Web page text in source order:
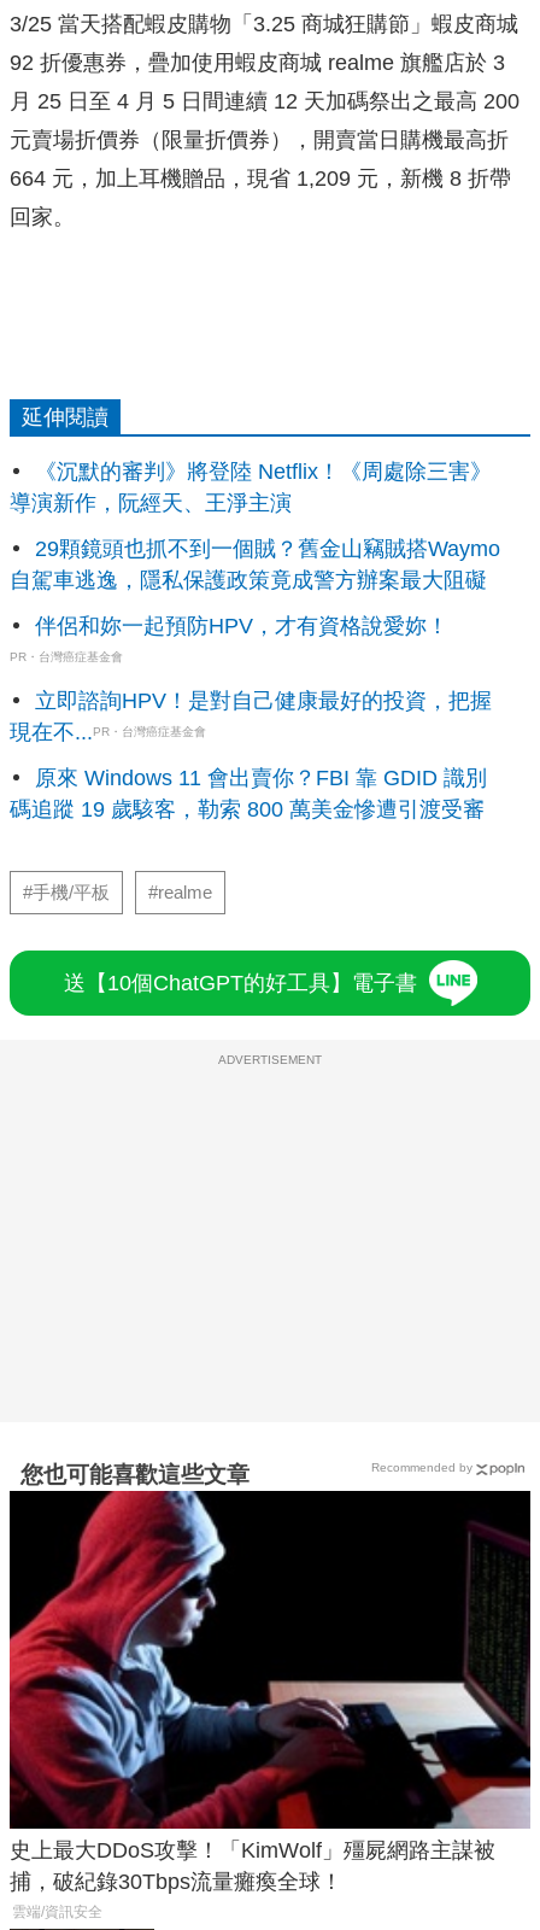
3/25 當天搭配蝦皮購物「3.25 商城狂購節」蝦皮商城
92 折優惠券，疊加使用蝦皮商城 realme 旗艦店於 3
月 25 日至 4 月 5 日間連續 12 天加碼祭出之最高 200
元賣場折價券（限量折價券），開賣當日購機最高折
664 元，加上耳機贈品，現省 1,209 元，新機 8 折帶
回家。
延伸閱讀
《沉默的審判》將登陸 Netflix！《周處除三害》
導演新作，阮經天、王淨主演
29顆鏡頭也抓不到一個賊？舊金山竊賊搭Waymo
自駕車逃逸，隱私保護政策竟成警方辦案最大阻礙
伴侶和妳一起預防HPV，才有資格說愛妳！
PR・台灣癌症基金會
立即諮詢HPV！是對自己健康最好的投資，把握
現在不... PR・台灣癌症基金會
原來 Windows 11 會出賣你？FBI 靠 GDID 識別
碼追蹤 19 歲駭客，勒索 800 萬美金慘遭引渡受審
#手機/平板 #realme
送【10個ChatGPT的好工具】電子書
ADVERTISEMENT
您也可能喜歡這些文章
史上最大DDoS攻擊！「KimWolf」殭屍網路主謀被
捕，破紀錄30Tbps流量癱瘓全球！
雲端/資訊安全
Recommended by